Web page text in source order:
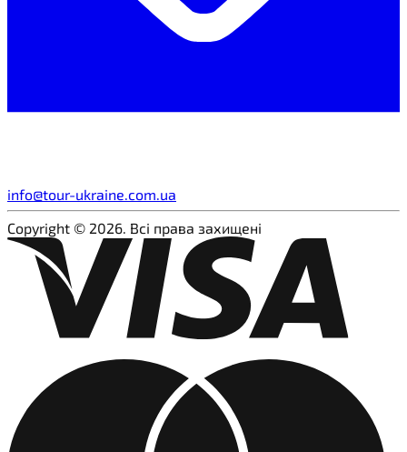
info@tour-ukraine.com.ua
Copyright © 2026. Всі права захищені